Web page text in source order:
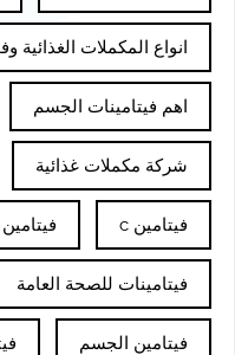
انواع المكملات الغذائية
اهم فيتامينات الجسم
شركة مكملات غذائية
فيتامين c فيتامين d
فيتامينات للصحة العامة
فيتامين الجسم